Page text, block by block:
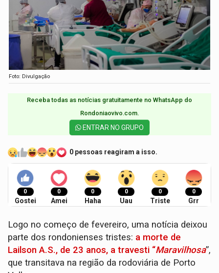
Foto: Divulgação
Receba todas as notícias gratuitamente no WhatsApp do
Rondoniaovivo.com.​
ENTRAR NO GRUPO
0 pessoas reagiram a isso.
0
Gostei
0
Amei
0
Haha
0
Uau
0
Triste
0
Grr
Logo no começo de fevereiro, uma notícia deixou
parte dos rondonienses tristes: a morte de
Lailson A.S., de 23 anos, a travesti “Maravilhosa”,
que transitava na região da rodoviária de Porto